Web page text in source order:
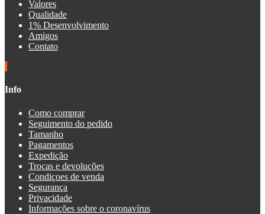
Valores
Qualidade
1% Desenvolvimento
Amigos
Contato
Info
Como comprar
Seguimento do pedido
Tamanho
Pagamentos
Expedição
Trocas e devoluções
Condiçoes de venda
Segurança
Privacidade
Informações sobre o coronavírus